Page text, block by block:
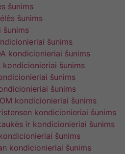
šunims
šunims
šunims
šunims
kondicionieriai šunims
kondicionieriai šunims
šunims
šunims
kondicionieriai šunims
kondicionieriai šunims
ir kondicionieriai šunims
šunims
kondicionieriai šunims